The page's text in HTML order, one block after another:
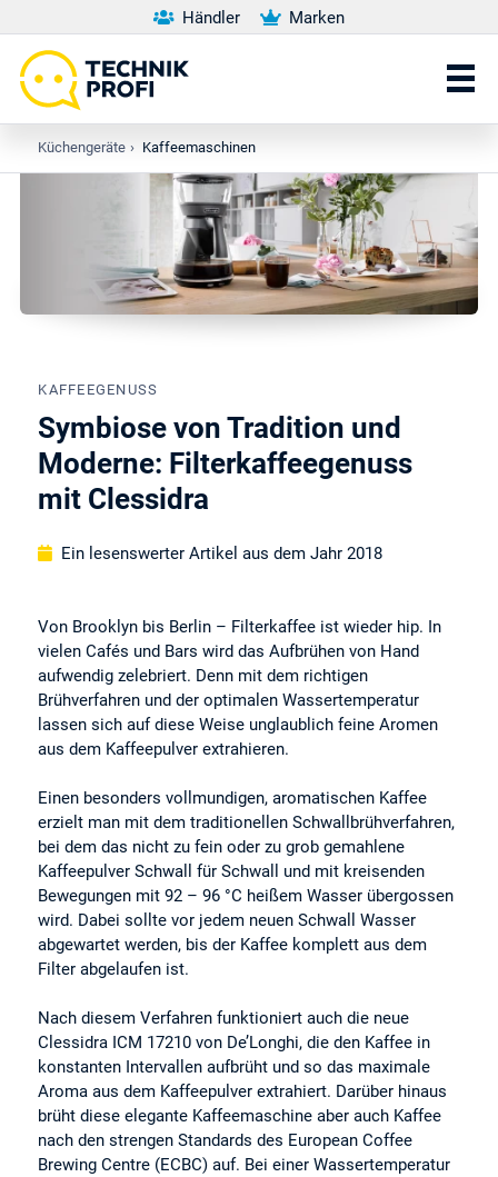
Händler Marken
Küchengeräte › Kaffeemaschinen
KAFFEEGENUSS
Symbiose von Tradition und
Moderne: Filterkaffeegenuss
mit Clessidra
Ein lesenswerter Artikel aus dem Jahr 2018
Von Brooklyn bis Berlin – Filterkaffee ist wieder hip. In
vielen Cafés und Bars wird das Aufbrühen von Hand
aufwendig zelebriert. Denn mit dem richtigen
Brühverfahren und der optimalen Wassertemperatur
lassen sich auf diese Weise unglaublich feine Aromen
aus dem Kaffeepulver extrahieren.
Einen besonders vollmundigen, aromatischen Kaffee
erzielt man mit dem traditionellen Schwallbrühverfahren,
bei dem das nicht zu fein oder zu grob gemahlene
Kaffeepulver Schwall für Schwall und mit kreisenden
Bewegungen mit 92 – 96 °C heißem Wasser übergossen
wird. Dabei sollte vor jedem neuen Schwall Wasser
abgewartet werden, bis der Kaffee komplett aus dem
Filter abgelaufen ist.
Nach diesem Verfahren funktioniert auch die neue
Clessidra ICM 17210 von De’Longhi, die den Kaffee in
konstanten Intervallen aufbrüht und so das maximale
Aroma aus dem Kaffeepulver extrahiert. Darüber hinaus
brüht diese elegante Kaffeemaschine aber auch Kaffee
nach den strengen Standards des European Coffee
Brewing Centre (ECBC) auf. Bei einer Wassertemperatur